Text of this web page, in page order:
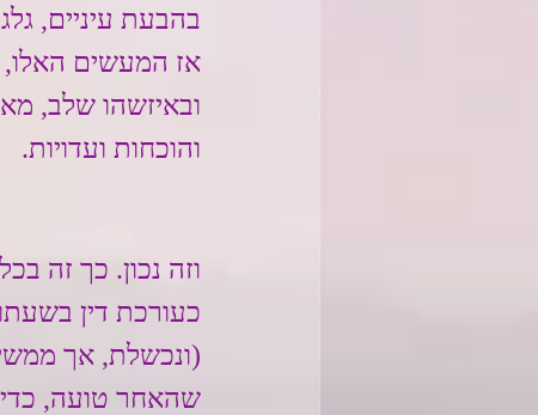
בהבעת עיניים,
אז המעשים האלו,
ובאיזשהו שלב,
והוכחות ועדויות.
וזה נכון. כך זה
כעורכת דין
(ונכשלת, אך
שהאחר טועה, כדי